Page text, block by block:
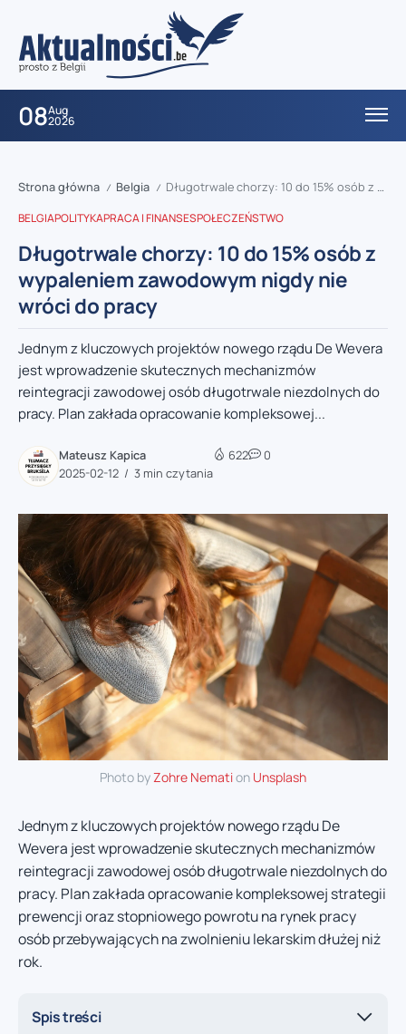
08Aug
2026
Strona główna / Belgia / Długotrwale chorzy: 10 do 15% osób z wypaleniem zawodowym nigdy nie wróci do pracy
BELGIAPOLITYKAPRACA I FINANSESPOŁECZEŃSTWO
Długotrwale chorzy: 10 do 15% osób z
wypaleniem zawodowym nigdy nie
wróci do pracy
Jednym z kluczowych projektów nowego rządu De Wevera
jest wprowadzenie skutecznych mechanizmów
reintegracji zawodowej osób długotrwale niezdolnych do
pracy. Plan zakłada opracowanie kompleksowej...
Mateusz Kapica
2025-02-12
3 min czytania
622 0
Photo byZohre Nemation Unsplash
Jednym z kluczowych projektów nowego rządu De
Wevera jest wprowadzenie skutecznych mechanizmów
reintegracji zawodowej osób długotrwale niezdolnych do
pracy. Plan zakłada opracowanie kompleksowej strategii
prewencji oraz stopniowego powrotu na rynek pracy
osób przebywających na zwolnieniu lekarskim dłużej niż
rok.
Spis treści